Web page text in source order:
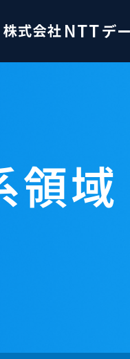
領域